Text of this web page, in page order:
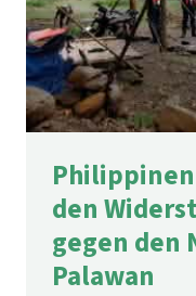
den
gegen den
Palawan